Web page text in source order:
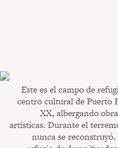
Este es el campo de
centro cultural de Puerto
XX, albergando
artísticas. Durante el
nunca se